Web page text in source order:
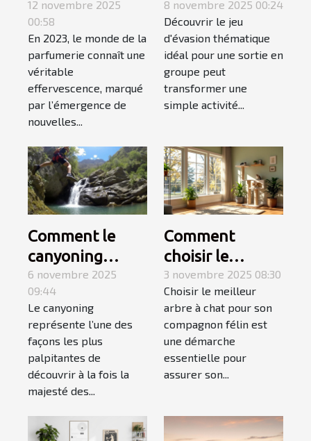
tendances des
parfums en
2023
12 novembre 2025
00:58
En 2023, le monde de la
parfumerie connaît une
véritable
effervescence, marqué
par l’émergence de
nouvelles...
meilleur jeu
d'évasion
thématique
pour une sortie
en groupe ?
8 novembre 2025 00:24
Découvrir le jeu
d'évasion thématique
idéal pour une sortie en
groupe peut
transformer une
simple activité...
Comment le
canyoning
fusionne
montagne et
mer pour une
aventure
inoubliable ?
6 novembre 2025
09:44
Le canyoning
représente l’une des
façons les plus
palpitantes de
découvrir à la fois la
majesté des...
Comment
choisir le
meilleur arbre à
chat pour votre
compagnon ?
3 novembre 2025 08:30
Choisir le meilleur
arbre à chat pour son
compagnon félin est
une démarche
essentielle pour
assurer son...